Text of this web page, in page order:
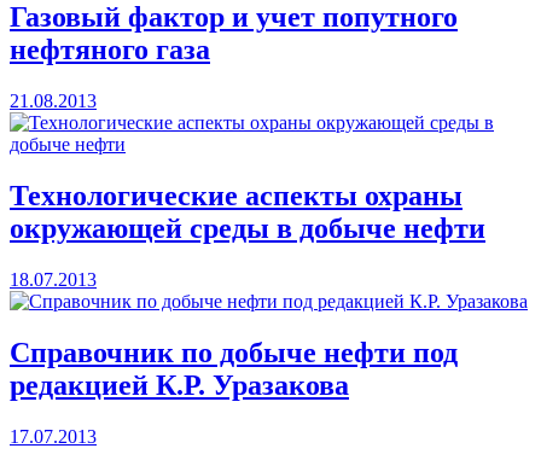
Газовый фактор и учет попутного
нефтяного газа
21.08.2013
Технологические аспекты охраны
окружающей среды в добыче нефти
18.07.2013
Справочник по добыче нефти под
редакцией К.Р. Уразакова
17.07.2013